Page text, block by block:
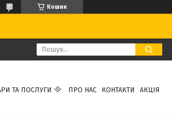
Кошик
ТА ПОСЛУГИ ПРО НАС КОНТАКТИ АКЦІЯ